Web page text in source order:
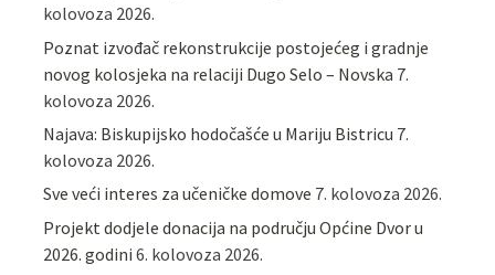
kolovoza 2026.
Poznat izvođač rekonstrukcije postojećeg i gradnje
novog kolosjeka na relaciji Dugo Selo – Novska 7.
kolovoza 2026.
Najava: Biskupijsko hodočašće u Mariju Bistricu 7.
kolovoza 2026.
Sve veći interes za učeničke domove 7. kolovoza 2026.
Projekt dodjele donacija na području Općine Dvor u
2026. godini 6. kolovoza 2026.